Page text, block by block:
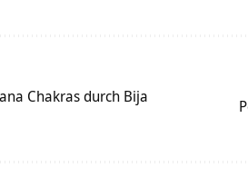
Chakras durch Bija